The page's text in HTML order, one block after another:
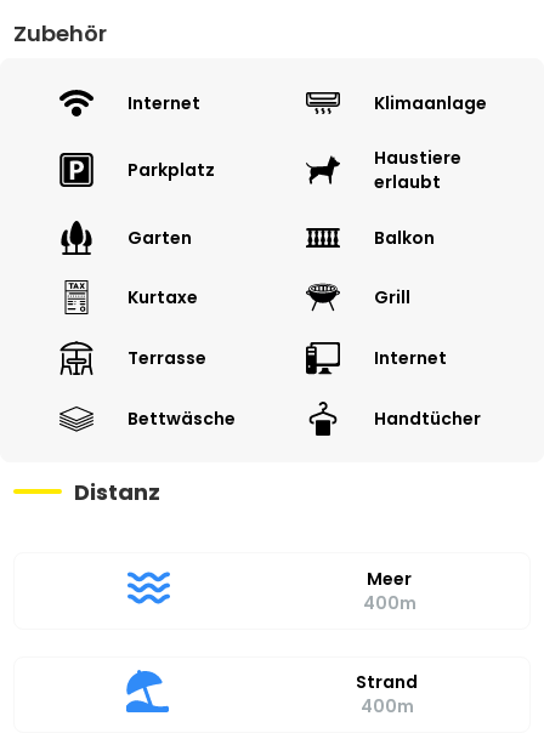
Zubehör
Internet Klimaanlage
Parkplatz
Haustiere
erlaubt
Garten Balkon
Kurtaxe Grill
Terrasse Internet
Bettwäsche Handtücher
Distanz
Meer
400m
Strand
400m